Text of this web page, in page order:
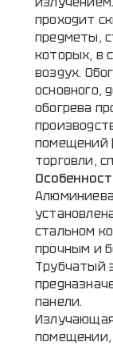
проходит
предметы,
которых, в
воздух.
основного,
обогрева
помещений
торговли,
стальном
прочным и
Трубчатый
панели.
помещении,